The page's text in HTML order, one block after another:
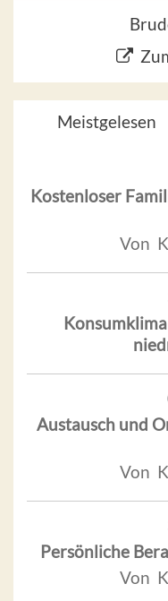
Meistgelesen
Kostenloser
Von
Austausch und
Von
Persönliche
Von